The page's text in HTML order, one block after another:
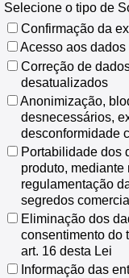
Selecione o tipo de
Confirmação da
Acesso aos dados
Correção de
desatualizados
Anonimização,
desnecessários,
desconformidade
Portabilidade dos
produto,
regulamentação
segredos
Eliminação dos
consentimento do
art. 16 desta Lei
Informação das